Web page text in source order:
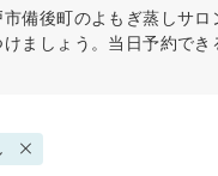
市備後町のよもぎ蒸しサロ
けましょう。当日予約でき